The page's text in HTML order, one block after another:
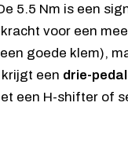
5.5 Nm is een
voor een
goede klem),
een drie-
een H-shifter of